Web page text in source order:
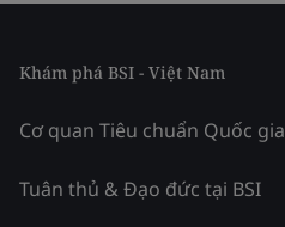
Khám phá BSI - Việt Nam
Cơ quan Tiêu chuẩn Quốc gia
Tuân thủ & Đạo đức tại BSI